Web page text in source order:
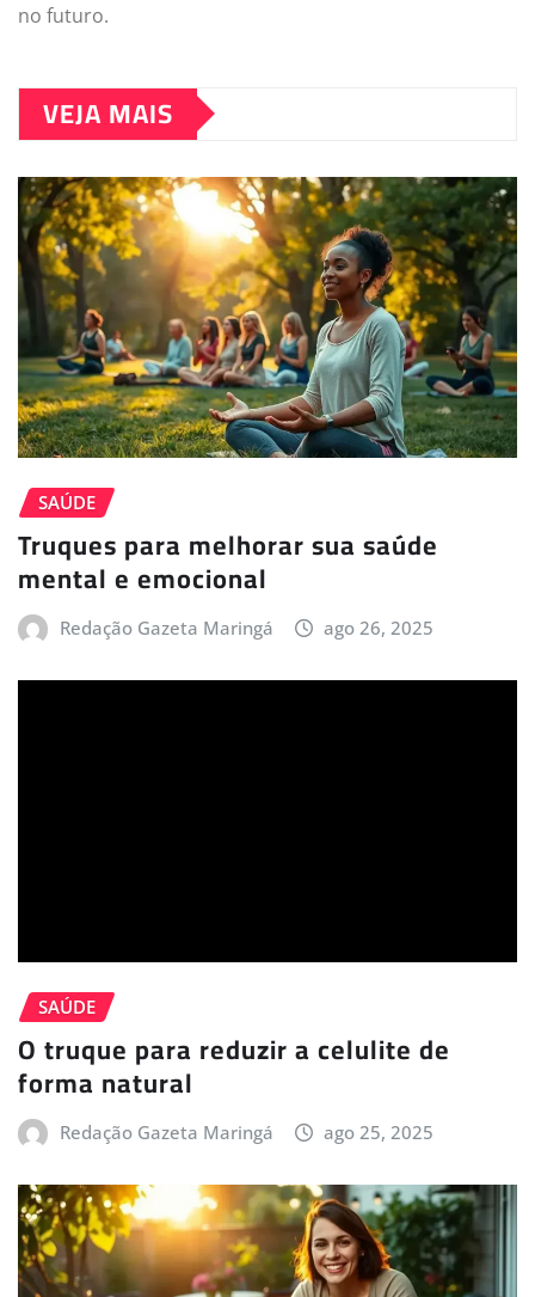
no futuro.
VEJA MAIS
SAÚDE
Truques para melhorar sua saúde
mental e emocional
Redação Gazeta Maringá ago 26, 2025
SAÚDE
O truque para reduzir a celulite de
forma natural
Redação Gazeta Maringá ago 25, 2025